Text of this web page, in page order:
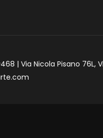
| Via Nicola Pisano